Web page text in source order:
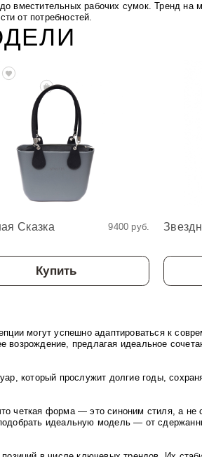
вместительных рабочих сумок. Тренд на
от потребностей.
Сказка 9400 руб.
Купить
могут успешно адаптироваться к
предлагая идеальное
который прослужит долгие годы,
четкая форма — это синоним стиля, а не
идеальную модель — от